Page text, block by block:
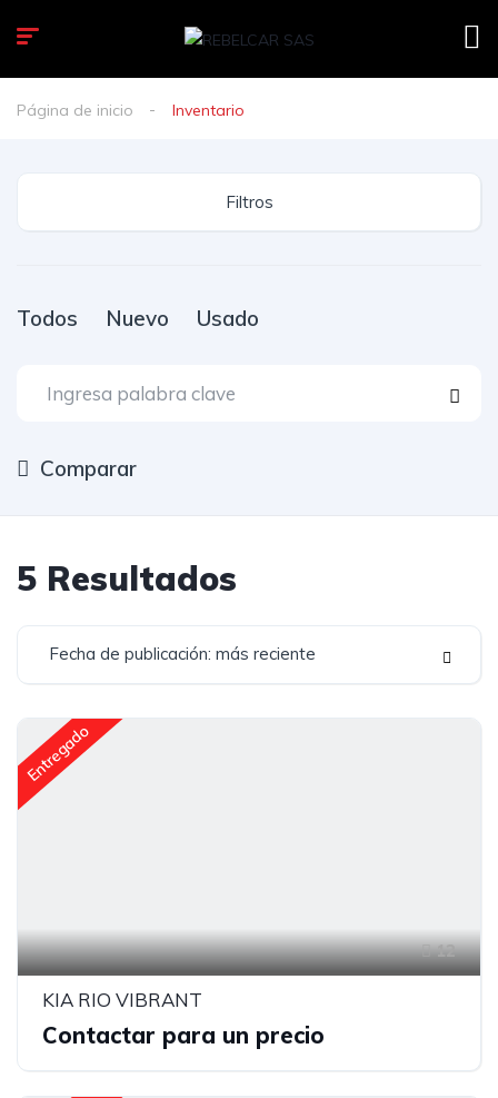
Página de inicio Inventario
Filtros
Todos Nuevo Usado
Comparar
5 Resultados
Fecha de publicación: más reciente
Entregado
12
KIA RIO VIBRANT
Contactar para un precio